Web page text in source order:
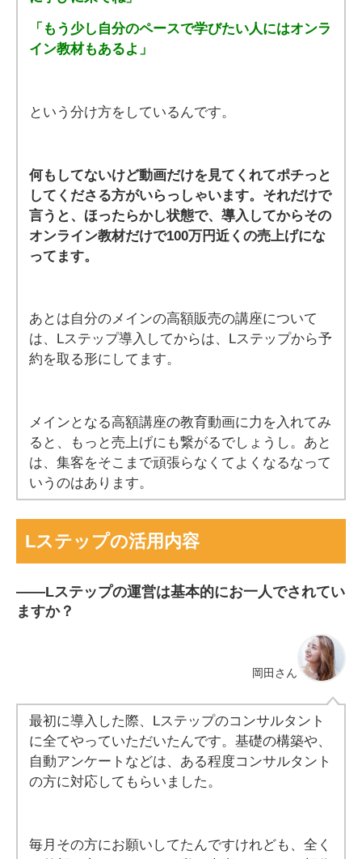
「もう少し自分のペースで学びたい人にはオンラ
イン教材もあるよ」
という分け方をしているんです。
何もしてないけど動画だけを見てくれてポチっと
してくださる方がいらっしゃいます。それだけで
言うと、ほったらかし状態で、導入してからその
オンライン教材だけで100万円近くの売上げにな
ってます。
あとは自分のメインの高額販売の講座について
は、Lステップ導入してからは、Lステップから予
約を取る形にしてます。
メインとなる高額講座の教育動画に力を入れてみ
ると、もっと売上げにも繋がるでしょうし。あと
は、集客をそこまで頑張らなくてよくなるなって
いうのはあります。
Lステップの活用内容
――Lステップの運営は基本的にお一人でされてい
ますか？
岡田さん
最初に導入した際、Lステップのコンサルタント
に全てやっていただいたんです。基礎の構築や、
自動アンケートなどは、ある程度コンサルタント
の方に対応してもらいました。
毎月その方にお願いしてたんですけれども、全く